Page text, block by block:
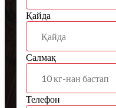
Қайда
Салмақ
Телефон